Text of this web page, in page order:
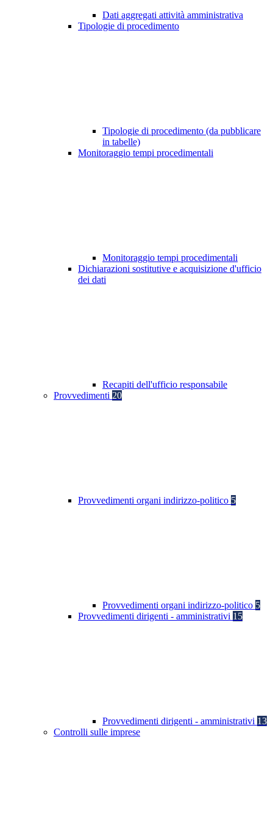
Dati aggregati attività amministrativa
Tipologie di procedimento
Tipologie di procedimento (da pubblicare
in tabelle)
Monitoraggio tempi procedimentali
Monitoraggio tempi procedimentali
Dichiarazioni sostitutive e acquisizione d'ufficio
dei dati
Recapiti dell'ufficio responsabile
Provvedimenti 20
Provvedimenti organi indirizzo-politico 5
Provvedimenti organi indirizzo-politico 5
Provvedimenti dirigenti - amministrativi 15
Provvedimenti dirigenti - amministrativi 13
Controlli sulle imprese